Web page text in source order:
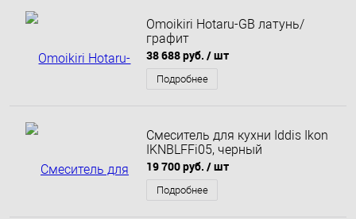
Omoikiri Hotaru-GB латунь/
графит
38 688 руб. / шт
Подробнее
Смеситель для кухни Iddis Ikon
IKNBLFFi05, черный
19 700 руб. / шт
Подробнее